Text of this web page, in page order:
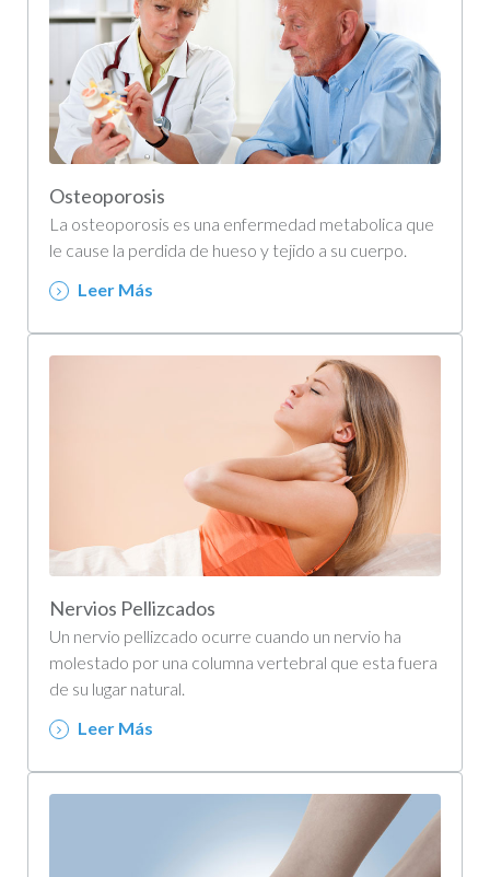
Osteoporosis
La osteoporosis es una enfermedad metabolica que
le cause la perdida de hueso y tejido a su cuerpo.
Leer Más
Nervios Pellizcados
Un nervio pellizcado ocurre cuando un nervio ha
molestado por una columna vertebral que esta fuera
de su lugar natural.
Leer Más